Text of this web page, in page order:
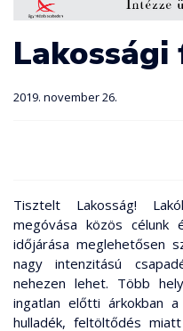
2019. november 26.
Tisztelt Lakosság!
megóvása közös
időjárása meglehetősen
nagy intenzitású
nehezen lehet. Több
ingatlan előtti árkokban
hulladék, feltöltődés